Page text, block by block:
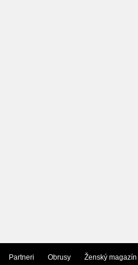
Partneri Obrusy Ženský magazín